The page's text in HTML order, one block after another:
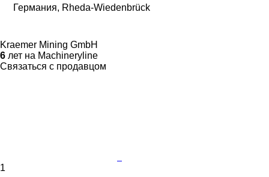
Германия, Rheda-Wiedenbrück
Kraemer Mining GmbH
6 лет на Machineryline
Связаться с продавцом
1